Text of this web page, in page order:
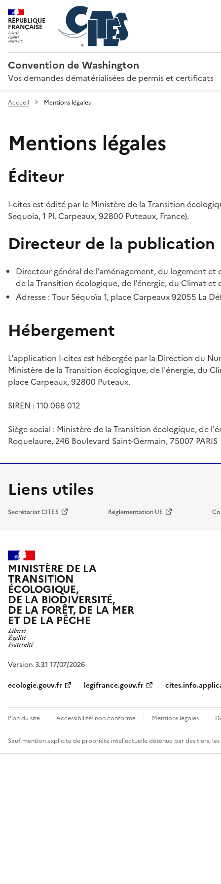
RÉPUBLIQUE
FRANÇAISE
Convention de Washington
Vos demandes dématérialisées de permis et certificats
Accueil Mentions légales
Mentions légales
Éditeur
I-cites est édité par le Ministère de la Transition
Sequoia, 1 Pl. Carpeaux, 92800 Puteaux, France).
Directeur de la publication
Directeur général de l'aménagement, du logement
de la Transition écologique, de l'énergie, du Climat et
Adresse : Tour Séquoïa 1, place Carpeaux 92055 La
Hébergement
L'application I-cites est hébergée par la Direction du
Ministère de la Transition écologique, de l'énergie, du
place Carpeaux, 92800 Puteaux.
SIREN : 110 068 012
Siège social : Ministère de la Transition écologique, de
Roquelaure, 246 Boulevard Saint-Germain, 75007 PARIS
Liens utiles
Secrétariat CITES Réglementation UE
MINISTÈRE DE LA
TRANSITION
ÉCOLOGIQUE,
DE LA BIODIVERSITÉ,
DE LA FORÊT, DE LA MER
ET DE LA PÊCHE
Version 3.3.1 17/07/2026
ecologie.gouv.fr
legifrance.gouv.fr
Plan du site Accessibilité: non conforme Mentions légales
Sauf mention explicite de propriété intellectuelle détenue par des tiers,